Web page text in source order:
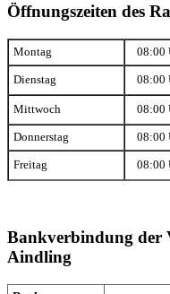
Öffnungszeiten des
Montag 08:00
Dienstag 08:00
Mittwoch 08:00
Donnerstag 08:00
Freitag 08:00
Bankverbindung der
Aindling